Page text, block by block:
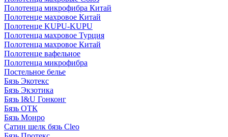
Полотенца микрофибра Китай
Полотенце махровое Китай
Полотенце KUPU-KUPU
Полотенца махровое Турция
Полотенца махровое Китай
Полотенце вафельное
Полотенца микрофибра
Постельное белье
Бязь Экотекс
Бязь Экзотика
Бязь I&U Гонконг
Бязь ОТК
Бязь Монро
Сатин шелк бязь Cleo